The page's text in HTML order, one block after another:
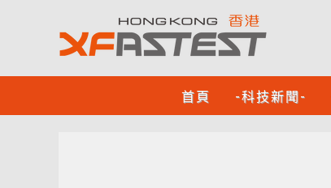
首頁 -科技新聞-